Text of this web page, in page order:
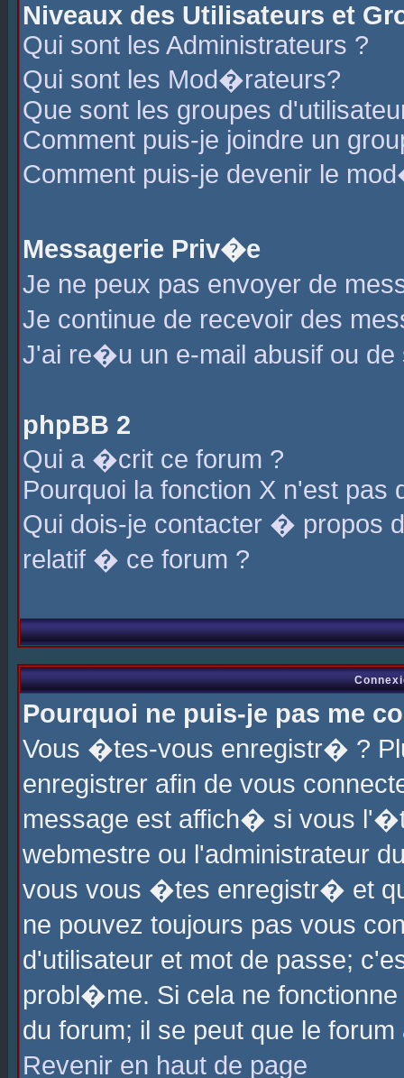
Niveaux des Utilisateurs et
Qui sont les Administrateurs ?
Qui sont les Mod�rateurs?
Que sont les groupes
Comment puis-je joindre un
Comment puis-je devenir le
Messagerie Priv�e
Je ne peux pas envoyer de
Je continue de recevoir des
J'ai re�u un e-mail abusif ou de
phpBB 2
Qui a �crit ce forum ?
Pourquoi la fonction X n'est pas
Qui dois-je contacter � propos
relatif � ce forum ?
Pourquoi ne puis-je pas me
Vous �tes-vous enregistr� ?
enregistrer afin de vous
message est affich� si vous
webmestre ou l'administrateur
vous vous �tes enregistr� et
ne pouvez toujours pas vous
d'utilisateur et mot de passe;
probl�me. Si cela ne
du forum; il se peut que le
Revenir en haut de page